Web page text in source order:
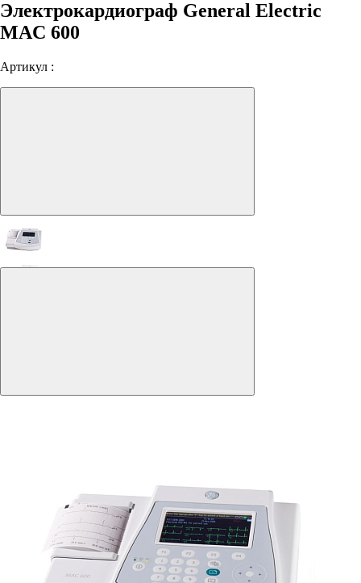
Электрокардиограф General Electric
MAC 600
Артикул :